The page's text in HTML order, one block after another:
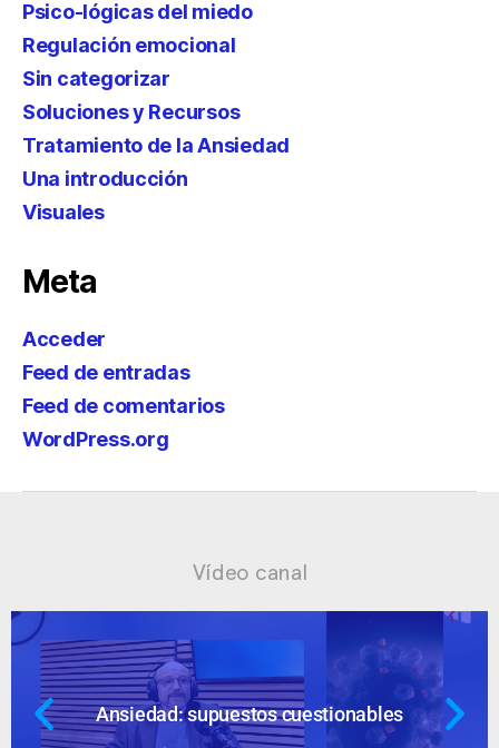
Psico-lógicas del miedo
Regulación emocional
Sin categorizar
Soluciones y Recursos
Tratamiento de la Ansiedad
Una introducción
Visuales
Meta
Acceder
Feed de entradas
Feed de comentarios
WordPress.org
Vídeo canal
Ansiedad: supuestos cuestionables